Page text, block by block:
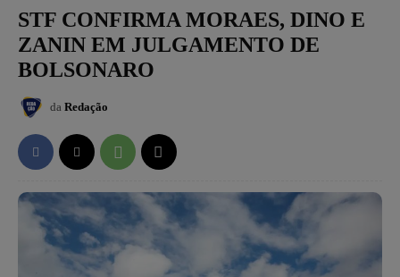
STF CONFIRMA MORAES, DINO E
ZANIN EM JULGAMENTO DE
BOLSONARO
da Redação